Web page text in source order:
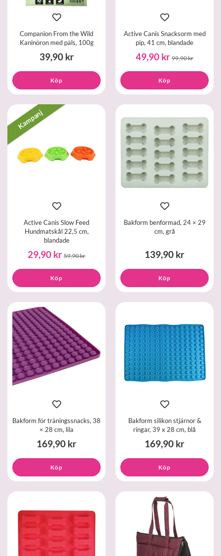
Companion From the Wild
Kaninöron med päls, 100g
39,90 kr
Köp
Active Canis Snacksorm med
pip, 41 cm, blandade
49,90 kr 99,90 kr
Köp
Kampanj
Active Canis Slow Feed
Hundmatskål 22,5 cm,
blandade
29,90 kr 59,90 kr
Köp
Bakform benformad, 24 × 29
cm, grå
139,90 kr
Köp
Bakform för träningssnacks, 38
× 28 cm, lila
169,90 kr
Köp
Bakform silikon stjärnor &
ringar, 39 x 28 cm, blå
169,90 kr
Köp